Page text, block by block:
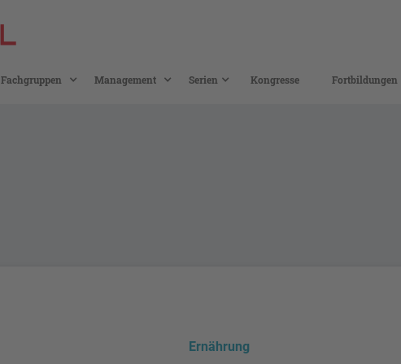
Fachgruppen Management Serien Kongresse Fortbildungen
Ernährung